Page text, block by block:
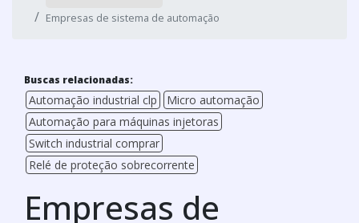
Empresas de sistema de automação
Buscas relacionadas:
Automação industrial clp
Micro automação
Automação para máquinas injetoras
Switch industrial comprar
Relé de proteção sobrecorrente
Empresas de